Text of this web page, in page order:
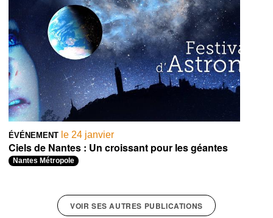
ÉVÉNEMENT le 24 janvier
Ciels de Nantes : Un croissant pour les géantes
Nantes Métropole
VOIR SES AUTRES PUBLICATIONS